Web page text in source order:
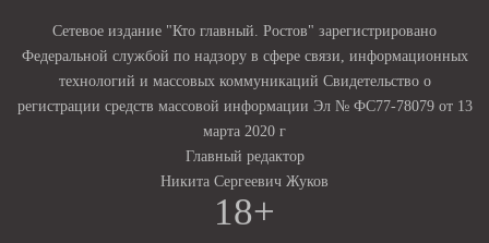
Сетевое издание "Кто главный. Ростов" зарегистрировано
Федеральной службой по надзору в сфере связи, информационных
технологий и массовых коммуникаций Свидетельство о
регистрации средств массовой информации Эл № ФС77-78079 от 13
марта 2020 г
Главный редактор
Никита Сергеевич Жуков
18+